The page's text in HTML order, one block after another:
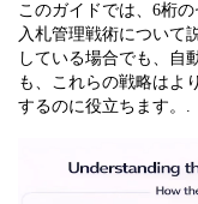
このガイドでは、6桁
入札管理戦術について
している場合でも、自
も、これらの戦略はよ
するのに役立ちます。.